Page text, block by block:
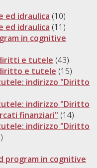
ed idraulica (10)
ed idraulica (11)
in cognitive
e tutele (43)
e tutele (15)
indirizzo "Diritto
indirizzo "Diritto
finanziari" (14)
indirizzo "Diritto
program in cognitive